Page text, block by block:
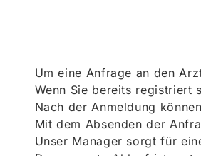
Um eine Anfrage an den
Wenn Sie bereits registriert
Nach der Anmeldung
Mit dem Absenden der
Unser Manager sorgt für